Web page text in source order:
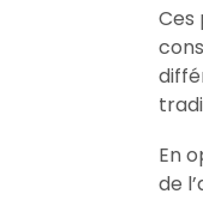
Ces
En
de